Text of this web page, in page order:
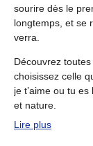
sourire dès le
longtemps, et se
verra.
Découvrez
choisissez celle
je t’aime ou tu
et nature.
Lire plus